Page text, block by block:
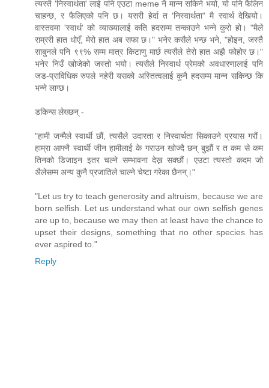
त्यस्तै 'निस्वार्थता' लाई पनि एउटा meme नै मान्न सकिने भयो, यो पनि फैलिन
चाहन्छ, र फैलिएको पनि छ। यसरी हेर्दा त 'निस्वार्थता" मै स्वार्थ देखियो।
वास्तवमा 'स्वार्थ' को व्याख्यालाई कति हदसम्म तन्काउने भन्ने कुरो हो। "मैले
राम्ररी हात धोएँ, मेरो हात अब सफा छ।" भनेर कसैले भन्छ भने, "होइन, जस्तै
साबुनले पनि ९९% सम्म मात्र किटाणु मार्छ त्यसैले तेरो हात अझै फोहोर छ।"
भनेर निउँ खोजेको जस्तो भयो। त्यसैले निस्वार्थ प्रेमको अवधारणालाई पनि
जड-प्राविधिक रुपले नहेरी यसको अस्तित्वलाई कुनै हदसम्म मान्न सकिन्छ कि
भन्ने लाग्छ।
डकिन्स लेख्छन् -
"हामी जन्मैले स्वार्थी छौं, त्यसैले उदारता र निस्वार्थता सिकाउने प्रयास गरौं।
हाम्रा आफ्नै स्वार्थी जीन हामीलाई के गराउन खोज्दै छन् बुझौं र त कम से कम
तिनको डिजाइन इतर चल्ने सम्भावना देख्न सक्छौं। एउटा त्यस्तो कदम जो
अैलेसम्म अन्य कुनै प्रजातिले चाल्ने चेष्टा गरेका छैनन्।"
"Let us try to teach generosity and altruism, because we are
born selfish. Let us understand what our own selfish genes
are up to, because we may then at least have the chance to
upset their designs, something that no other species has
ever aspired to."
Reply